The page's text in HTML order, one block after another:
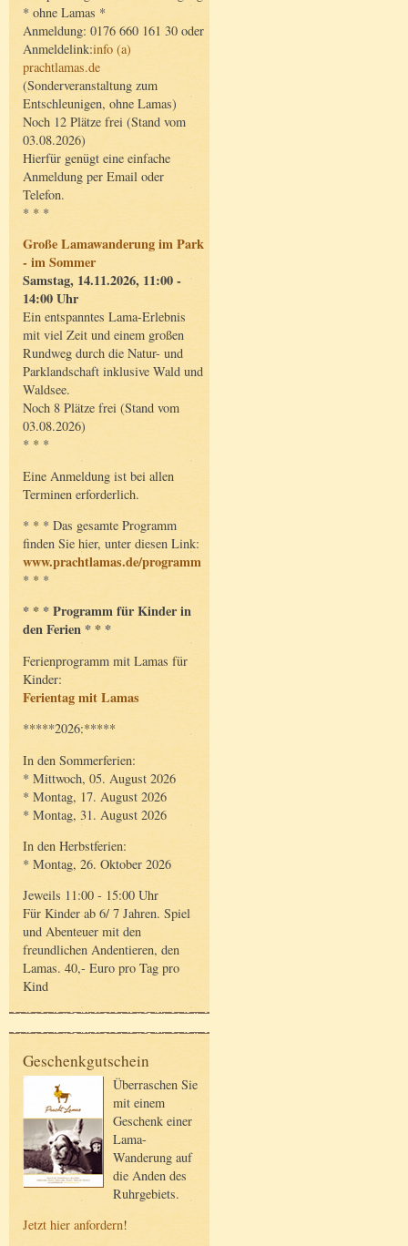
* ohne Lamas *
Anmeldung: 0176 660 161 30 oder
Anmeldelink:info (a)
prachtlamas.de
(Sonderveranstaltung zum
Entschleunigen, ohne Lamas)
Noch 12 Plätze frei (Stand vom
03.08.2026)
Hierfür genügt eine einfache
Anmeldung per Email oder
Telefon.
* * *
Große Lamawanderung im Park
- im Sommer
Samstag, 14.11.2026, 11:00 -
14:00 Uhr
Ein entspanntes Lama-Erlebnis
mit viel Zeit und einem großen
Rundweg durch die Natur- und
Parklandschaft inklusive Wald und
Waldsee.
Noch 8 Plätze frei (Stand vom
03.08.2026)
* * *
Eine Anmeldung ist bei allen
Terminen erforderlich.
* * * Das gesamte Programm
finden Sie hier, unter diesen Link:
www.prachtlamas.de/programm
* * *
* * * Programm für Kinder in
den Ferien * * *
Ferienprogramm mit Lamas für
Kinder:
Ferientag mit Lamas
*****2026:*****
In den Sommerferien:
* Mittwoch, 05. August 2026
* Montag, 17. August 2026
* Montag, 31. August 2026
In den Herbstferien:
* Montag, 26. Oktober 2026
Jeweils 11:00 - 15:00 Uhr
Für Kinder ab 6/ 7 Jahren. Spiel
und Abenteuer mit den
freundlichen Andentieren, den
Lamas. 40,- Euro pro Tag pro
Kind
Geschenkgutschein
Überraschen Sie
mit einem
Geschenk einer
Lama-
Wanderung auf
die Anden des
Ruhrgebiets.
Jetzt hier anfordern!